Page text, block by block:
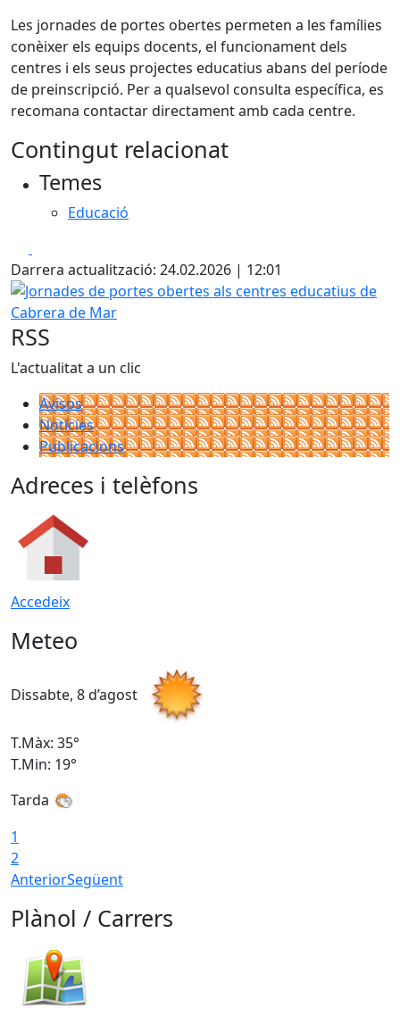
Les jornades de portes obertes permeten a les famílies
conèixer els equips docents, el funcionament dels
centres i els seus projectes educatius abans del període
de preinscripció. Per a qualsevol consulta específica, es
recomana contactar directament amb cada centre.
Contingut relacionat
Temes
Educació
Darrera actualització: 24.02.2026 | 12:01
Jornades de portes obertes als centres educatius de
RSS
L'actualitat a un clic
Avisos
Notícies
Publicacions
Adreces i telèfons
Accedeix
Meteo
Dissabte, 8 d’agost
T.Màx: 35°
T.Min: 19°
Tarda
1
2
AnteriorSegüent
Plànol / Carrers